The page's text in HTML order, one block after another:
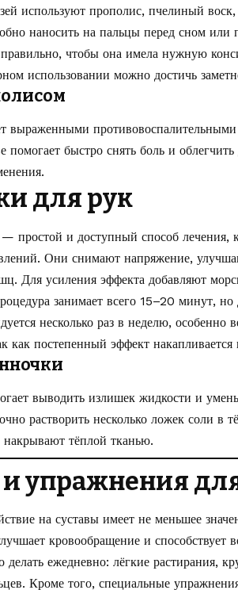
используют прополис, пчелиный
наносить на пальцы перед сном
правильно, чтобы она имела нужную
использовании можно достичь
выраженными
помогает быстро снять боль и
для рук
простой и доступный способ лечения,
Они снимают напряжение,
Для усиления эффекта добавляют
занимает всего 15–20 минут, но
несколько раз в неделю, особенно
как постепенный эффект накапливается
выводить излишек жидкости и
растворить несколько ложек соли
накрывают тёплой тканью.
упражнения
на суставы имеет не меньшее
кровообращение и способствует
ежедневно: лёгкие растирания,
Кроме того, специальные